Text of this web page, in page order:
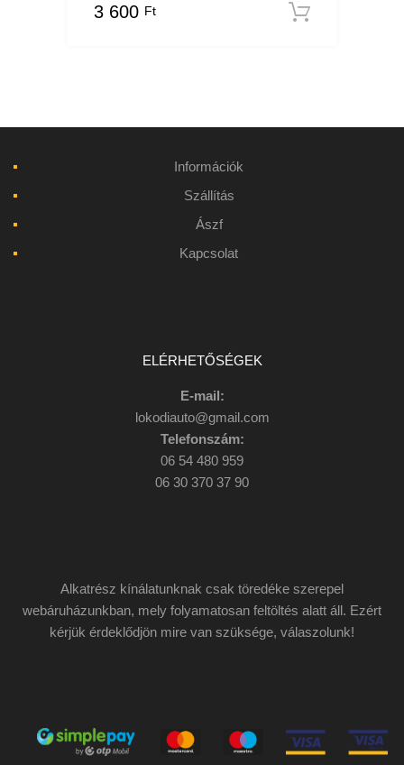
3 600 Ft
Információk
Szállítás
Ászf
Kapcsolat
ELÉRHETŐSÉGEK
E-mail:
lokodiauto@gmail.com
Telefonszám:
06 54 480 959
06 30 370 37 90
Alkatrész kínálatunknak csak töredéke szerepel
webáruházunkban, mely folyamatosan feltöltés alatt áll. Ezért
kérjük érdeklődjön mire van szüksége, válaszolunk!